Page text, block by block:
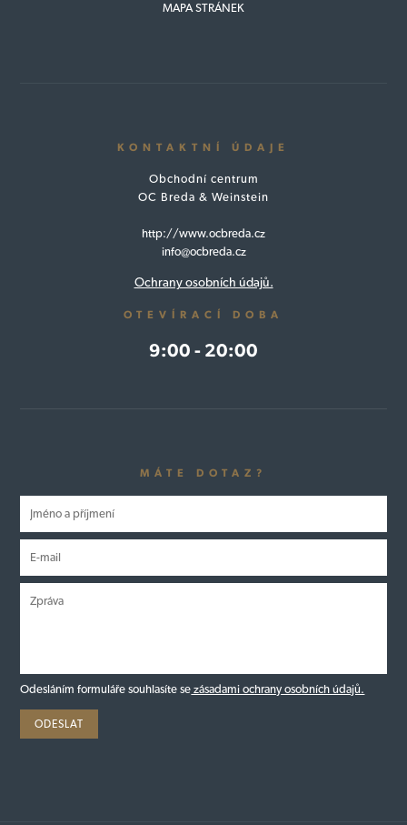
MAPA STRÁNEK
KONTAKTNÍ ÚDAJE
Obchodní centrum
OC Breda & Weinstein
http://www.ocbreda.cz
info@ocbreda.cz
Ochrany osobních údajů.
OTEVÍRACÍ DOBA
9:00 - 20:00
MÁTE DOTAZ?
Odesláním formuláře souhlasíte se zásadami ochrany osobních údajů.